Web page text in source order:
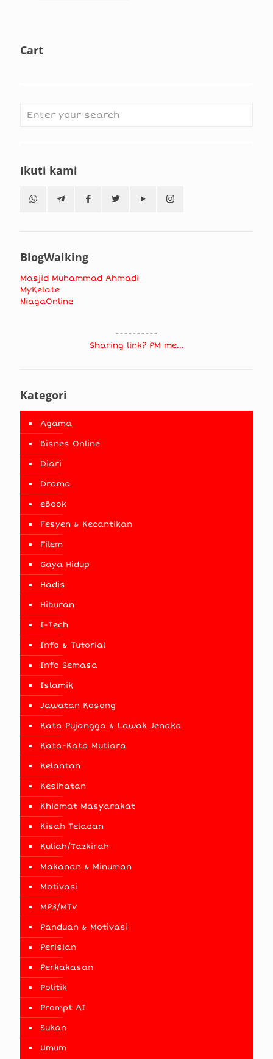
Cart
Ikuti kami
BlogWalking
Masjid Muhammad Ahmadi
MyKelate
NiagaOnline
----------
Sharing link? PM me...
Kategori
Agama
Bisnes Online
Diari
Drama
eBook
Fesyen & Kecantikan
Filem
Gaya Hidup
Hadis
Hiburan
I-Tech
Info & Tutorial
Info Semasa
Islamik
Jawatan Kosong
Kata Pujangga & Lawak Jenaka
Kata-Kata Mutiara
Kelantan
Kesihatan
Khidmat Masyarakat
Kisah Teladan
Kuliah/Tazkirah
Makanan & Minuman
Motivasi
MP3/MTV
Panduan & Motivasi
Perisian
Perkakasan
Politik
Prompt AI
Sukan
Umum